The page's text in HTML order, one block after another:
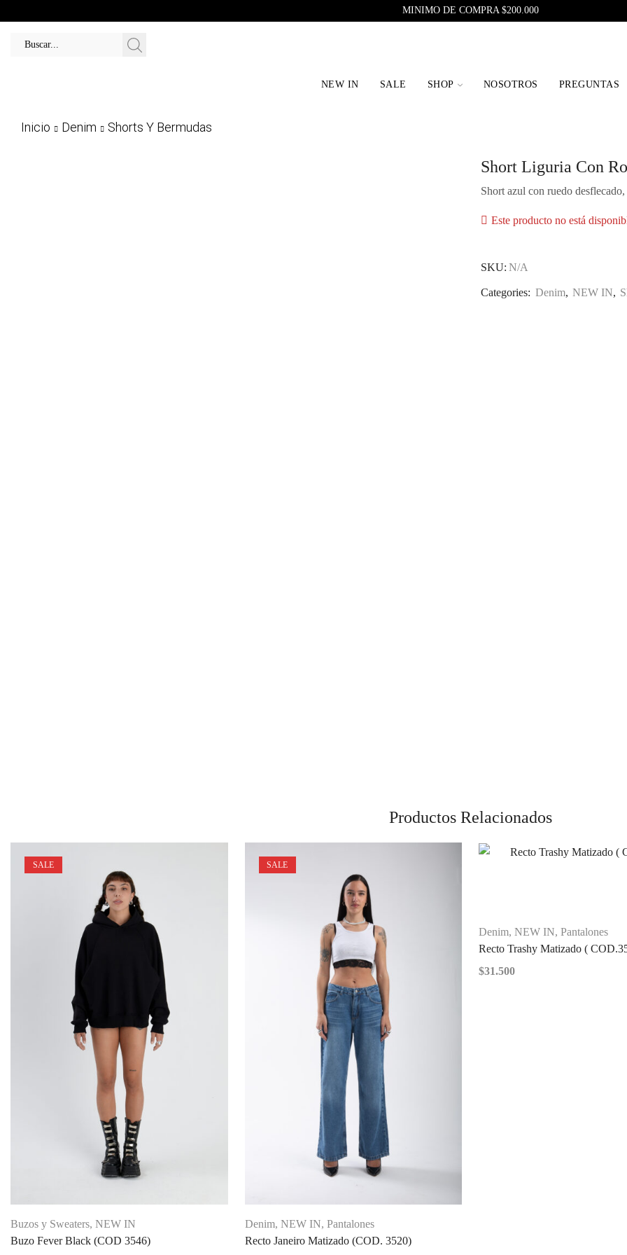
MINIMO DE COMPRA $200.000
NEW IN SALE SHOP NOSOTROS PREGUNTAS
Inicio Denim Shorts Y Bermudas
Short Liguria Con
Short azul con ruedo
Este producto no está
SKU: N/A
Categories: Denim, NEW IN,
Productos Relacionados
SALE
Buzos y Sweaters, NEW IN
Buzo Fever Black (COD 3546)
SALE
Denim, NEW IN, Pantalones
Recto Janeiro Matizado (COD. 3520)
Denim, NEW IN, Pantalones
Recto Trashy Matizado (
$31.500